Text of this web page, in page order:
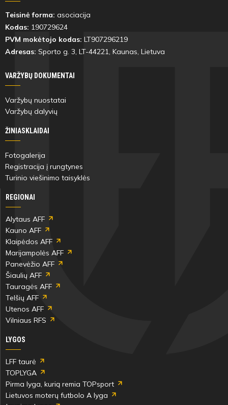
Teisinė forma: asociacija
Kodas: 190729624
PVM mokėtojo kodas: LT907296219
Adresas: Sporto g. 3, LT-44221, Kaunas, Lietuva
VARŽYBŲ DOKUMENTAI
Varžybų nuostatai
Varžybų dalyvių
ŽINIASKLAIDAI
Fotogalerija
Registracija į rungtynes
Turinio viešinimo taisyklės
REGIONAI
Alytaus AFF
Kauno AFF
Klaipėdos AFF
Marijampolės AFF
Panevėžio AFF
Šiaulių AFF
Tauragės AFF
Telšių AFF
Utenos AFF
Vilniaus RFS
LYGOS
LFF taurė
TOPLYGA
Pirma lyga, kurią remia TOPsport
Lietuvos moterų futbolo A lyga